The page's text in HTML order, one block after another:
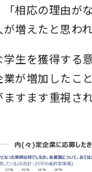
「相応の理由が
増えたと思われ
学生を獲得する
が増加したこ
ますます重視さ